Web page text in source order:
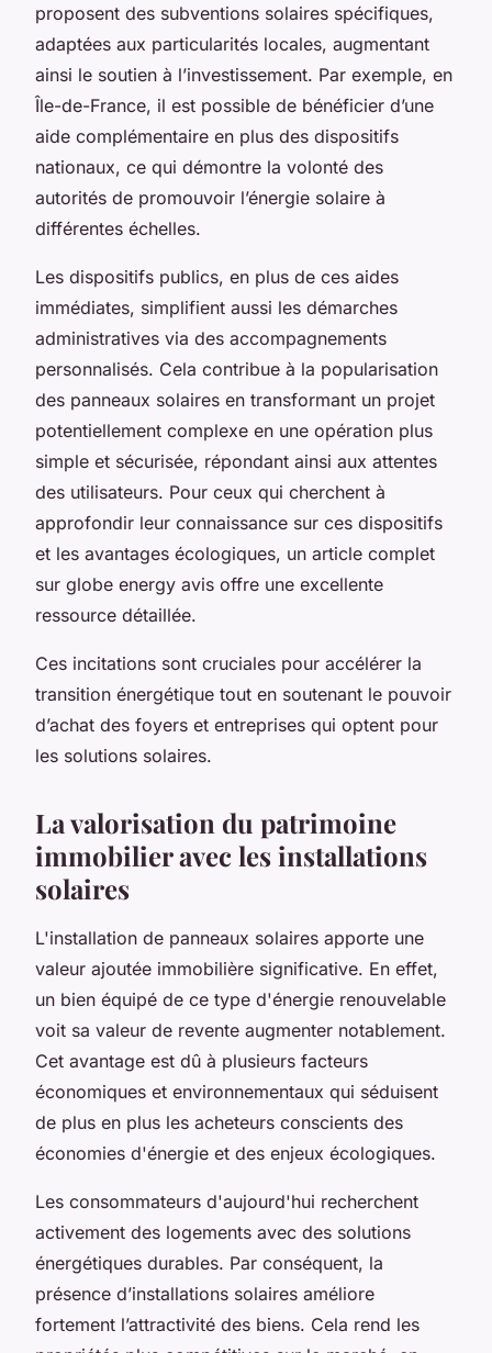
proposent des subventions solaires spécifiques,
adaptées aux particularités locales, augmentant
ainsi le soutien à l’investissement. Par exemple, en
Île-de-France, il est possible de bénéficier d’une
aide complémentaire en plus des dispositifs
nationaux, ce qui démontre la volonté des
autorités de promouvoir l’énergie solaire à
différentes échelles.
Les dispositifs publics, en plus de ces aides
immédiates, simplifient aussi les démarches
administratives via des accompagnements
personnalisés. Cela contribue à la popularisation
des panneaux solaires en transformant un projet
potentiellement complexe en une opération plus
simple et sécurisée, répondant ainsi aux attentes
des utilisateurs. Pour ceux qui cherchent à
approfondir leur connaissance sur ces dispositifs
et les avantages écologiques, un article complet
sur globe energy avis offre une excellente
ressource détaillée.
Ces incitations sont cruciales pour accélérer la
transition énergétique tout en soutenant le pouvoir
d’achat des foyers et entreprises qui optent pour
les solutions solaires.
La valorisation du patrimoine
immobilier avec les installations
solaires
L'installation de panneaux solaires apporte une
valeur ajoutée immobilière significative. En effet,
un bien équipé de ce type d'énergie renouvelable
voit sa valeur de revente augmenter notablement.
Cet avantage est dû à plusieurs facteurs
économiques et environnementaux qui séduisent
de plus en plus les acheteurs conscients des
économies d'énergie et des enjeux écologiques.
Les consommateurs d'aujourd'hui recherchent
activement des logements avec des solutions
énergétiques durables. Par conséquent, la
présence d’installations solaires améliore
fortement l’attractivité des biens. Cela rend les